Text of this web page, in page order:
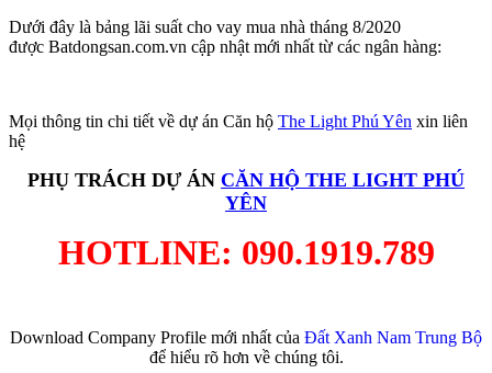
Dưới đây là bảng lãi suất cho vay mua nhà tháng 8/2020
được Batdongsan.com.vn cập nhật mới nhất từ các ngân hàng:
Mọi thông tin chi tiết về dự án Căn hộ The Light Phú Yên xin liên
hệ
PHỤ TRÁCH DỰ ÁN CĂN HỘ THE LIGHT PHÚ
YÊN
HOTLINE: 090.1919.789
Download Company Profile mới nhất của Đất Xanh Nam Trung Bộ
để hiểu rõ hơn về chúng tôi.